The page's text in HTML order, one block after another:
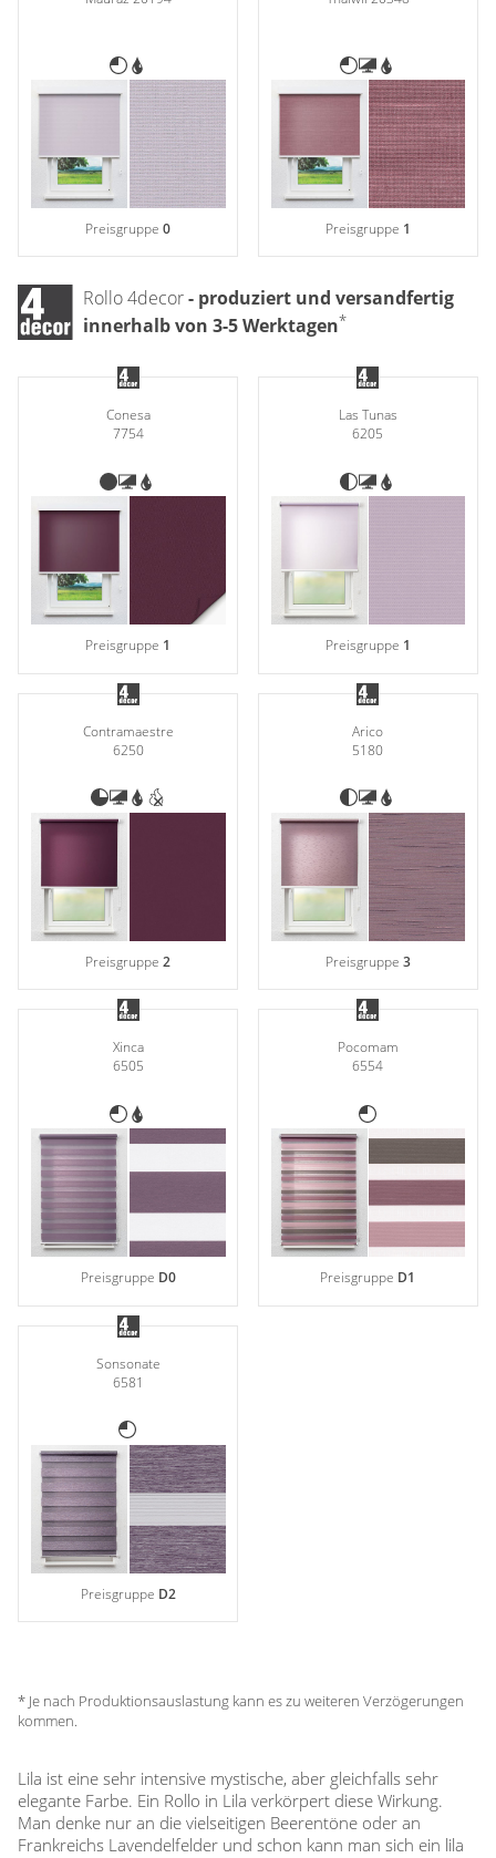
Panneaux
Preisgruppe0 Preisgruppe 1
Rollo 4decor- produziert und versandfertig
innerhalb von 3-5 Werktagen*
Conesa
7754
Preisgruppe 1
Las Tunas
6205
Preisgruppe 1
Contramaestre
6250
Preisgruppe2
Arico
5180
Preisgruppe 3
Xinca
6505
Preisgruppe D0
Pocomam
6554
Preisgruppe D1
Sonsonate
6581
Preisgruppe D2
* Je nach Produktionsauslastung kann es zu weiteren Verzögerungen
kommen.
Lila ist eine sehr intensive mystische, aber gleichfalls sehr
elegante Farbe. Ein Rollo in Lila verkörpert diese Wirkung.
Man denke nur an die vielseitigen Beerentöne oder an
Frankreichs Lavendelfelder und schon kann man sich ein lila